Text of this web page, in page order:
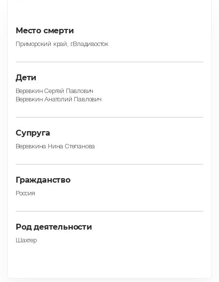
Место смерти
Приморский край, г.Владивосток
Дети
Веревкин Сергей Павлович
Веревкин Анатолий Павлович
Супруга
Веревкина Нина Степанова
Гражданство
Россия
Род деятельности
Шахтер